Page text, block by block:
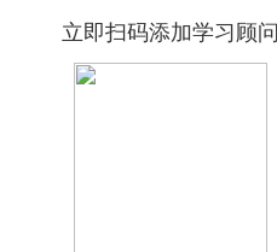
立即扫码添加学习顾问